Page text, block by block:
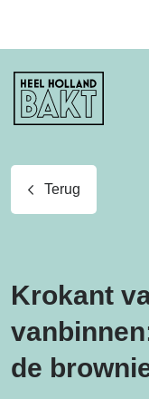
Heel
Holland
Bakt
Terug
Krokant
de